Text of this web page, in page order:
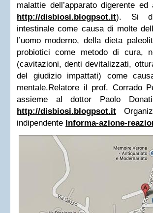
malattie dell’apparato digerente
http://disbiosi.blogpsot.it). Si
intestinale come causa di molte
l’uomo moderno, della dieta
probiotici come metodo di cura,
(cavitazioni, denti devitalizzati,
del giudizio impattati) come
mentale.Relatore il prof. Corrado
assieme al dottor Paolo
http://disbiosi.blogpsot.it
indipendente Informa-azione-